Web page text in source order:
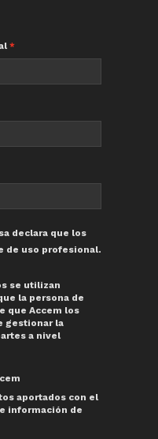
declara que los
de uso profesional.
se utilizan
la persona de
que Accem los
gestionar la
a nivel
aportados con el
información de